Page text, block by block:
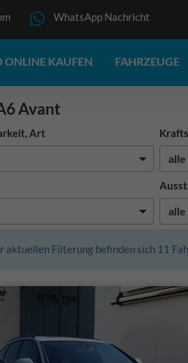
WhatsApp Nachricht
ONLINE KAUFEN FAHRZEUGE
Avant
Art
aktuellen Filterung befinden sich 11